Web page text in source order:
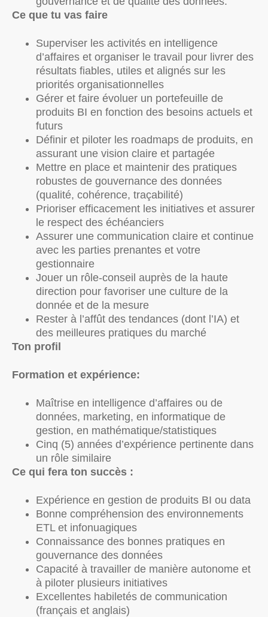
Ce que tu vas faire
Superviser les activités en intelligence
d’affaires et organiser le travail pour livrer des
résultats fiables, utiles et alignés sur les
priorités organisationnelles
Gérer et faire évoluer un portefeuille de
produits BI en fonction des besoins actuels et
futurs
Définir et piloter les roadmaps de produits, en
assurant une vision claire et partagée
Mettre en place et maintenir des pratiques
robustes de gouvernance des données
(qualité, cohérence, traçabilité)
Prioriser efficacement les initiatives et assurer
le respect des échéanciers
Assurer une communication claire et continue
avec les parties prenantes et votre
gestionnaire
Jouer un rôle-conseil auprès de la haute
direction pour favoriser une culture de la
donnée et de la mesure
Rester à l’affût des tendances (dont l’IA) et
des meilleures pratiques du marché
Ton profil
Formation et expérience:
Maîtrise en intelligence d’affaires ou de
données, marketing, en informatique de
gestion, en mathématique/statistiques
Cinq (5) années d’expérience pertinente dans
un rôle similaire
Ce qui fera ton succès :
Expérience en gestion de produits BI ou data
Bonne compréhension des environnements
ETL et infonuagiques
Connaissance des bonnes pratiques en
gouvernance des données
Capacité à travailler de manière autonome et
à piloter plusieurs initiatives
Excellentes habiletés de communication
(français et anglais)